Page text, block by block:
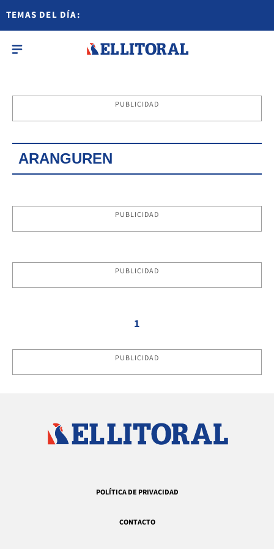
TEMAS DEL DÍA:
PUBLICIDAD
ARANGUREN
PUBLICIDAD
PUBLICIDAD
1
PUBLICIDAD
POLÍTICA DE PRIVACIDAD
CONTACTO